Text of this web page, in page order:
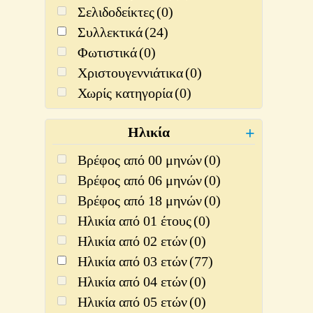
Σελιδοδείκτες(0)
Συλλεκτικά(24)
Φωτιστικά(0)
Χριστουγεννιάτικα(0)
Χωρίς κατηγορία(0)
Ηλικία +
Βρέφος από 00 μηνών(0)
Βρέφος από 06 μηνών(0)
Βρέφος από 18 μηνών(0)
Ηλικία από 01 έτους(0)
Ηλικία από 02 ετών(0)
Ηλικία από 03 ετών(77)
Ηλικία από 04 ετών(0)
Ηλικία από 05 ετών(0)